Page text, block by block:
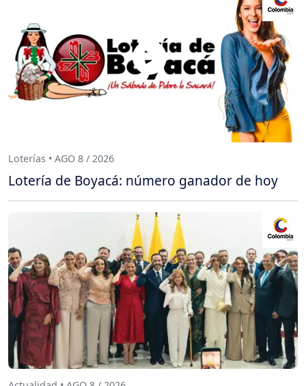
Loterías • AGO 8 / 2026
Lotería de Boyacá: número ganador de hoy